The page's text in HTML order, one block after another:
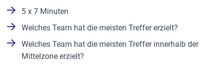
5 x 7 Minuten
Welches Team hat die meisten Treffer erzielt?
Welches Team hat die meisten Treffer innerhalb der
Mittelzone erzielt?